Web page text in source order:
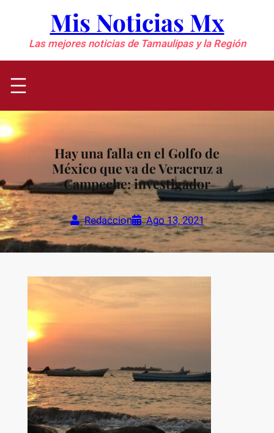
contenido
Mis Noticias Mx
Las mejores noticias de Tamaulipas y la Región
Hay una falla en el Golfo de
México que va de Veracruz a
Campeche: investigador
Redaccion Ago 13, 2021